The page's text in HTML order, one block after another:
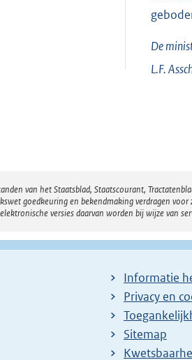
De
L.F.
van het Staatsblad, Staatscourant,
goedkeuring en bekendmaking verdragen
versies daarvan worden bij wijze van
Informatie
Privacy en
Sitemap
E